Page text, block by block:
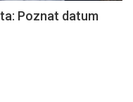
Poznat datum